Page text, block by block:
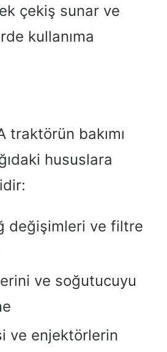
çekiş sunar ve
kullanıma
traktörün bakımı
hususlara
değişimleri ve filtre
ve soğutucuyu
ve enjektörlerin